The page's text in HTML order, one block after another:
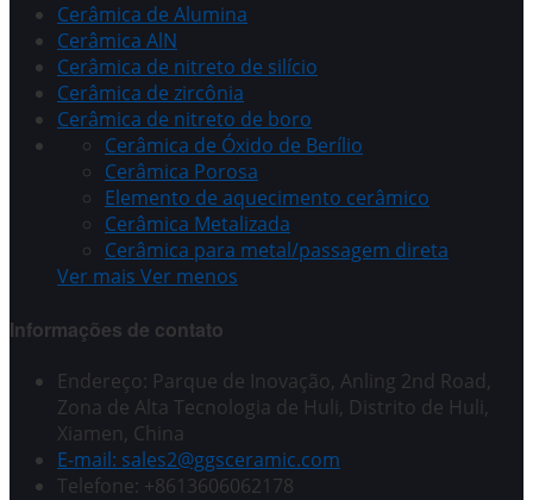
Cerâmica de Alumina
Cerâmica AlN
Cerâmica de nitreto de silício
Cerâmica de zircônia
Cerâmica de nitreto de boro
Cerâmica de Óxido de Berílio
Cerâmica Porosa
Elemento de aquecimento cerâmico
Cerâmica Metalizada
Cerâmica para metal/passagem direta
Ver mais Ver menos
Informações de contato
Endereço: Parque de Inovação, Anling 2nd Road,
Zona de Alta Tecnologia de Huli, Distrito de Huli,
Xiamen, China
E-mail: sales2@ggsceramic.com
Telefone: +8613606062178